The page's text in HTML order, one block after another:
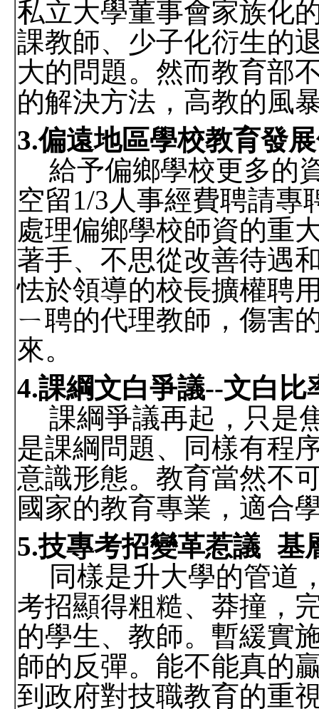
私立大學董事會家族化
課教師、少子化衍生的
大的問題。然而教育部
的解決方法，高教的風
3.偏遠地區學校教育發
給予偏鄉學校更多的
空留1/3 人事經費聘請專
處理偏鄉學校師資的重
著手、不思從改善待遇
怯於領導的校長擴權聘
ㄧ聘的代理教師，傷害
來。
4.課綱文白爭議--文白比
課綱爭議再起，只是
是課綱問題、同樣有程
意識形態。教育當然不
國家的教育專業，適合
5.技專考招變革惹議 基
同樣是升大學的管道
考招顯得粗糙、莽撞，
的學生、教師。暫緩實
師的反彈。能不能真的
到政府對技職教育的重